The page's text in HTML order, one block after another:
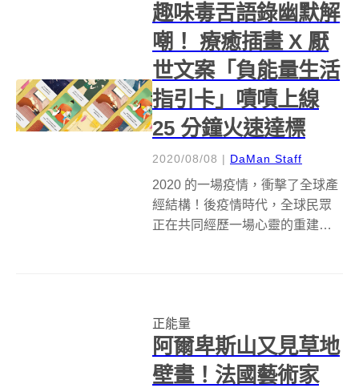
趣味毒舌語錄幽默解
嘲！ 療癒插畫 X 厭
世文案「負能量生活
指引卡」嘖嘖上線
25 分鐘火速達標
2020/08/08 | DaMan Staff
2020 的一場疫情，衝擊了全球產
經結構！後疫情時代，全球民眾
正在共同經歷一場心靈的重建活
式，就是按摩或是參加心靈成長
課...
正能量
阿爾卑斯山又見草地
壁畫！法國藝術家